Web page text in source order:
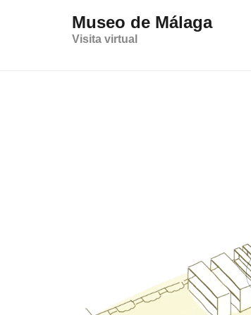
Museo de Málaga
Visita virtual
Este sitio web utiliza cookies propias y